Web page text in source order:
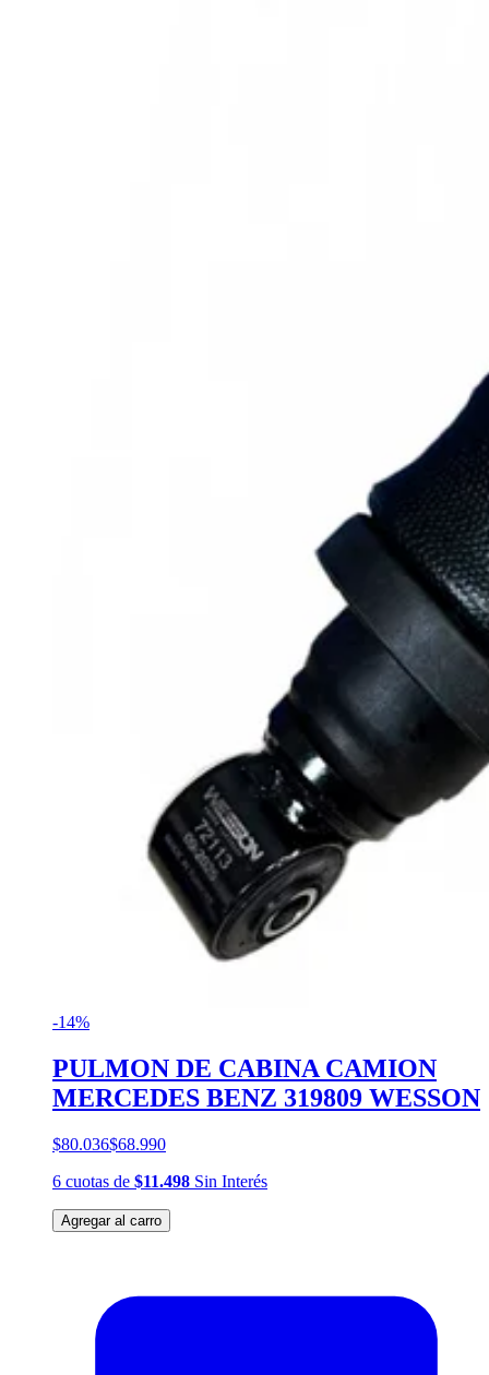
-14%
PULMON DE CABINA CAMION
MERCEDES BENZ 319809 WESSON
$80.036$68.990
6 cuotas de $11.498 Sin Interés
Agregar al carro